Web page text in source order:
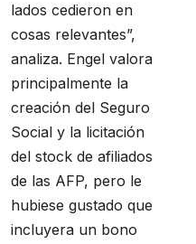
lados cedieron en
cosas relevantes”,
analiza. Engel valora
principalmente la
creación del Seguro
Social y la licitación
del stock de afiliados
de las AFP, pero le
hubiese gustado que
incluyera un bono